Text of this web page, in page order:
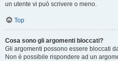
un utente vi può scrivere o meno.
Top
Cosa sono gli argomenti bloccati?
Gli argomenti possono essere bloccati
Non è possibile rispondere ad un